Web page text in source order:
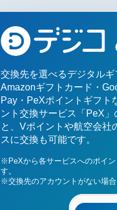
交換先を選べるデジタルギ
Amazonギフトカード・
Pay・PeXポイントギフト
ント交換サービス「PeX
と、Vポイントや航空会社
スに交換も可能です。
※PeXから各サービスへのポイ
す。
※交換先のアカウントがない場